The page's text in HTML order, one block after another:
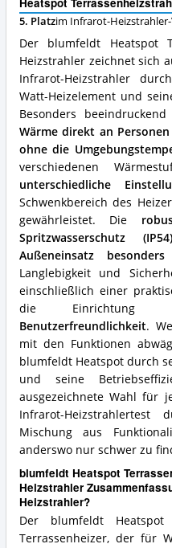
5. Platzim Infrarot-Heizstrahler-
Der blumfeldt Heatspot
Heizstrahler zeichnet sich
Infrarot-Heizstrahler
Watt-Heizelement und
Besonders
Wärme direkt an
ohne die
verschiedenen
unterschiedliche
Schwenkbereich des
gewährleistet. Die
Spritzwasserschutz
Außeneinsatz
Langlebigkeit und
einschließlich einer
die
Benutzerfreundlichkeit.
mit den Funktionen
blumfeldt Heatspot durch
und seine
ausgezeichnete Wahl für
Infrarot-
Mischung aus
anderswo nur schwer zu
blumfeldt Heatspot
Heizstrahler
Heizstrahler?
Der blumfeldt
Terrassenheizer, der für
Vorteile:
Was
spricht
für
diesen
Infrarot-
Heizstrahler?